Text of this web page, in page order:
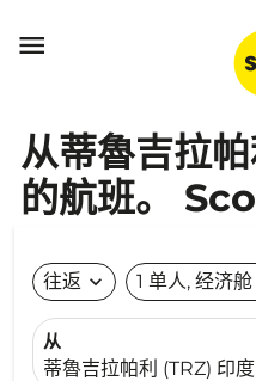

从蒂魯吉拉
的航班。
往返 expand_more 1 单人, 经济舱
从
蒂魯吉拉帕利 (TRZ) 印度